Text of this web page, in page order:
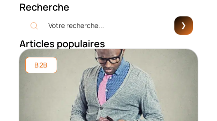
Recherche
Articles populaires
B2B